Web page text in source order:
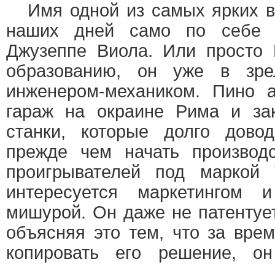
Имя одной из самых ярких
наших дней само по себе
Джузеппе Виола. Или просто
образованию, он уже в
инженером-механиком. Пино
гараж на окраине Рима и
станки, которые долго
прежде чем начать
проигрывателей под маркой
интересуется маркетингом
мишурой. Он даже не
объясняя это тем, что за
копировать его решение,